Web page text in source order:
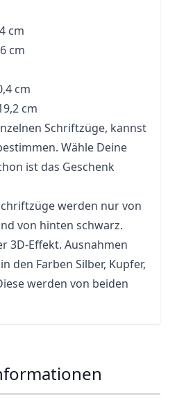
cm
cm
cm
cm
Schriftzüge, kannst
Wähle Deine
ist das Geschenk
werden nur von
von hinten schwarz.
3D-Effekt. Ausnahmen
den Farben Silber, Kupfer,
werden von beiden